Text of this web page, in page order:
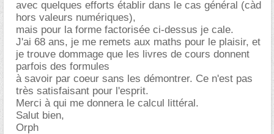
avec quelques efforts établir dans le cas général (càd
hors valeurs numériques),
mais pour la forme factorisée ci-dessus je cale.
J'ai 68 ans, je me remets aux maths pour le plaisir, et
je trouve dommage que les livres de cours donnent
parfois des formules
à savoir par coeur sans les démontrer. Ce n'est pas
très satisfaisant pour l'esprit.
Merci à qui me donnera le calcul littéral.
Salut bien,
Orph